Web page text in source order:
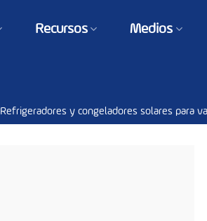
Recursos Medios
Refrigeradores y congeladores solares para